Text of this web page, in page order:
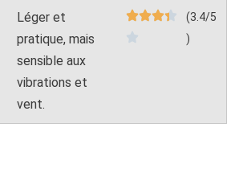
Léger et
pratique, mais
sensible aux
vibrations et
vent.
(3.4/5
)